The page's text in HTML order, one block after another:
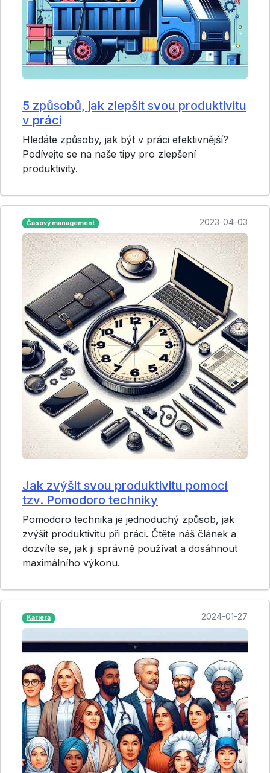
5 způsobů, jak zlepšit svou produktivitu
v práci
Hledáte způsoby, jak být v práci efektivnější?
Podívejte se na naše tipy pro zlepšení
produktivity.
Časový management 2023-04-03
Jak zvýšit svou produktivitu pomocí
tzv. Pomodoro techniky
Pomodoro technika je jednoduchý způsob, jak
zvýšit produktivitu při práci. Čtěte náš článek a
dozvíte se, jak ji správně používat a dosáhnout
maximálního výkonu.
Kariéra 2024-01-27